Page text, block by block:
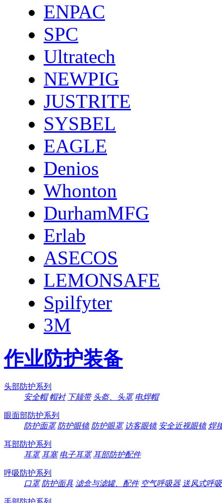
ENPAC
SPC
Ultratech
NEWPIG
JUSTRITE
SYSBEL
EAGLE
Denios
Whonton
DurhamMFG
Erlab
ASECOS
LEMONSAFE
Spilfyter
3M
作业防护装备
头部防护系列
安全帽 帽衬 下颏带 头盔、头罩 电焊帽
眼面部防护系列
防护面罩 防护眼镜 防护眼罩 访客眼镜 安全近视眼镜 焊
耳部防护系列
耳罩 耳塞 电子耳罩 耳部防护配件
呼吸防护系列
口罩 防护面具 滤盒与滤罐、配件 空气呼吸器 送风式呼